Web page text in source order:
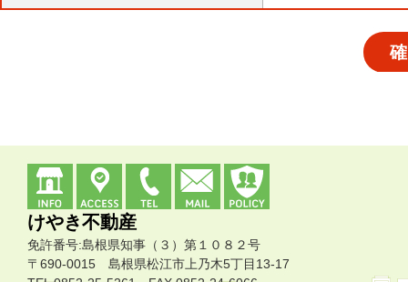
けやき不動産
免許番号:島根県知事（３）第１０８２号
〒690-0015 島根県松江市上乃木5丁目13-17